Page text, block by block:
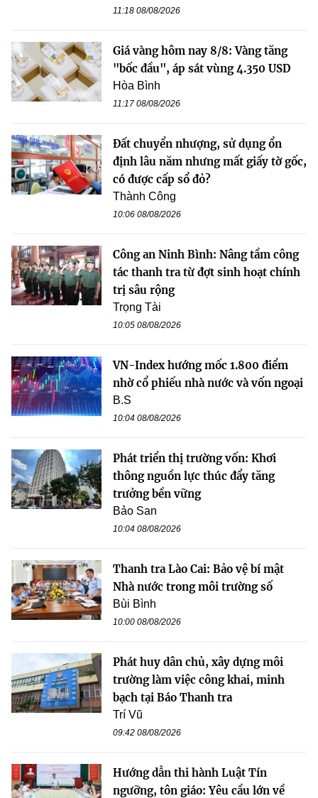
11:18 08/08/2026
Giá vàng hôm nay 8/8: Vàng tăng
"bốc đầu", áp sát vùng 4.350 USD
Hòa Bình
11:17 08/08/2026
Đất chuyển nhượng, sử dụng ổn
định lâu năm nhưng mất giấy tờ gốc,
có được cấp sổ đỏ?
Thành Công
10:06 08/08/2026
Công an Ninh Bình: Nâng tầm công
tác thanh tra từ đợt sinh hoạt chính
trị sâu rộng
Trọng Tài
10:05 08/08/2026
VN-Index hướng mốc 1.800 điểm
nhờ cổ phiếu nhà nước và vốn ngoại
B.S
10:04 08/08/2026
Phát triển thị trường vốn: Khơi
thông nguồn lực thúc đẩy tăng
trưởng bền vững
Bảo San
10:04 08/08/2026
Thanh tra Lào Cai: Bảo vệ bí mật
Nhà nước trong môi trường số
Bùi Bình
10:00 08/08/2026
Phát huy dân chủ, xây dựng môi
trường làm việc công khai, minh
bạch tại Báo Thanh tra
Trí Vũ
09:42 08/08/2026
Hướng dẫn thi hành Luật Tín
ngưỡng, tôn giáo: Yêu cầu lớn về